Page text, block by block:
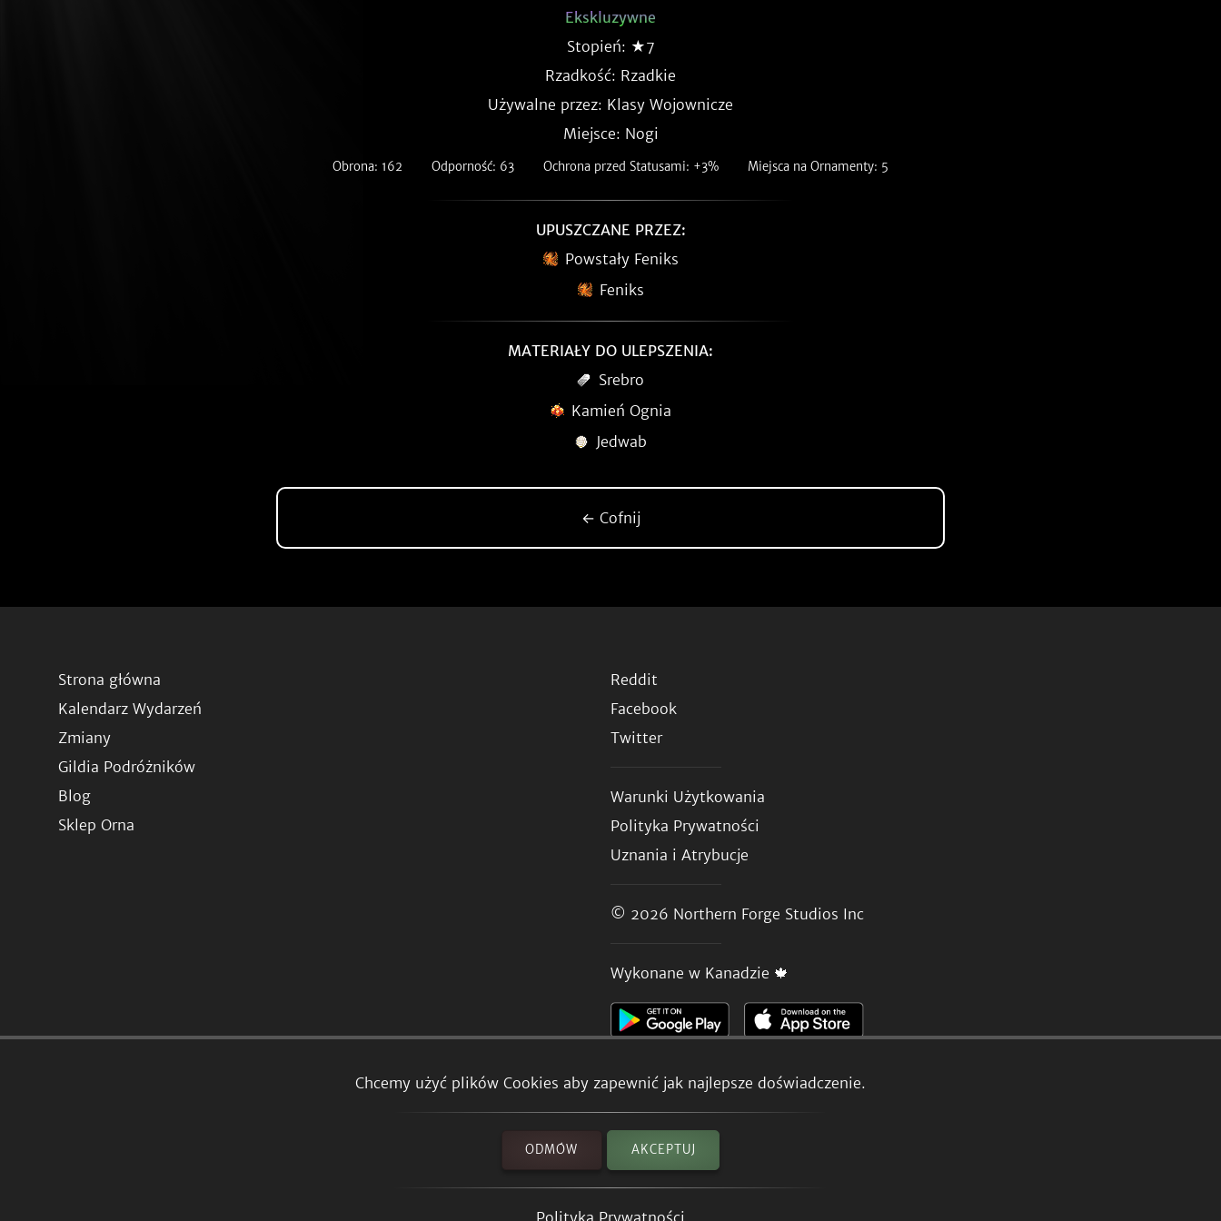
Chcemy użyć plików Cookies aby zapewnić jak najlepsze doświadczenie.
ODMÓW AKCEPTUJ
Polityka Prywatności
Ekskluzywne
Stopień: ★7
Rzadkość: Rzadkie
Używalne przez: Klasy Wojownicze
Miejsce: Nogi
Obrona: 162 Odporność: 63 Ochrona przed Statusami: +3% Miejsca na Ornamenty: 5
UPUSZCZANE PRZEZ:
Powstały Feniks
Feniks
MATERIAŁY DO ULEPSZENIA:
Srebro
Kamień Ognia
Jedwab
← Cofnij
Strona główna
Kalendarz Wydarzeń
Zmiany
Gildia Podróżników
Blog
Sklep Orna
Reddit
Facebook
Twitter
Warunki Użytkowania
Polityka Prywatności
Uznania i Atrybucje
© 2026 Northern Forge Studios Inc
Wykonane w Kanadzie 🍁